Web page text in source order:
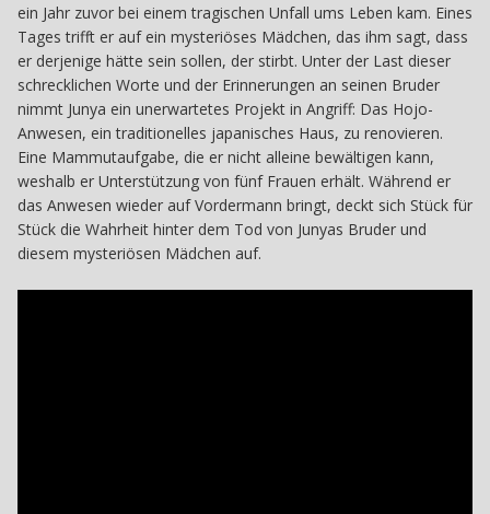
ein Jahr zuvor bei einem tragischen Unfall ums Leben kam. Eines
Tages trifft er auf ein mysteriöses Mädchen, das ihm sagt, dass
er derjenige hätte sein sollen, der stirbt. Unter der Last dieser
schrecklichen Worte und der Erinnerungen an seinen Bruder
nimmt Junya ein unerwartetes Projekt in Angriff: Das Hojo-
Anwesen, ein traditionelles japanisches Haus, zu renovieren.
Eine Mammutaufgabe, die er nicht alleine bewältigen kann,
weshalb er Unterstützung von fünf Frauen erhält. Während er
das Anwesen wieder auf Vordermann bringt, deckt sich Stück für
Stück die Wahrheit hinter dem Tod von Junyas Bruder und
diesem mysteriösen Mädchen auf.